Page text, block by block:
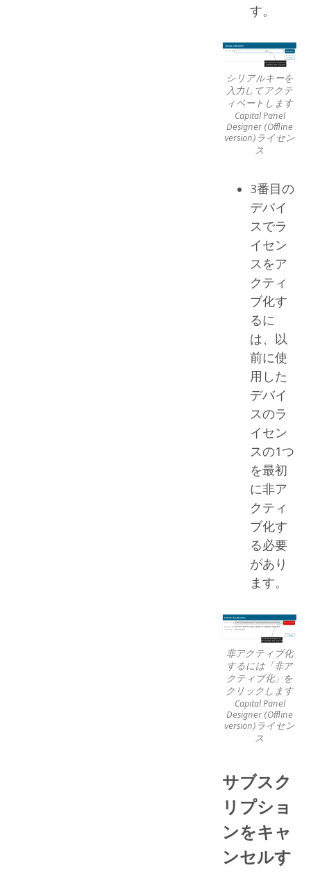
す。
シリアルキーを
入力してアクテ
ィベートします
Capital Panel
Designer (Offline
version)ライセン
ス
3番目の
デバイ
スでラ
イセン
スをア
クティ
ブ化す
るに
は、以
前に使
用した
デバイ
スのラ
イセン
スの1つ
を最初
に非ア
クティ
ブ化す
る必要
があり
ます。
非アクティブ化
するには「非ア
クティブ化」を
クリックします
Capital Panel
Designer (Offline
version)ライセン
ス
サブスク
リプショ
ンをキャ
ンセルす